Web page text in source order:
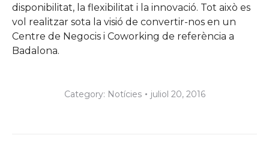
disponibilitat, la flexibilitat i la innovació. Tot això es
vol realitzar sota la visió de convertir-nos en un
Centre de Negocis i Coworking de referència a
Badalona.
Category: Notícies juliol 20, 2016